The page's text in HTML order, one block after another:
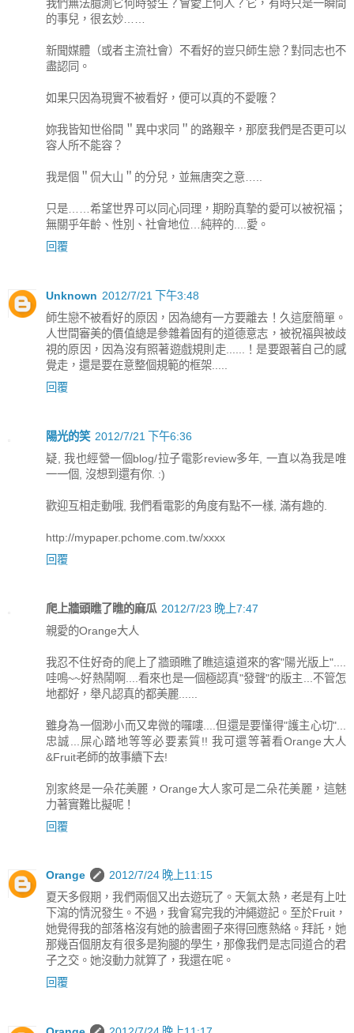
我們無法臆測它何時發生？會愛上何人？它，有時只是一瞬間
的事兒，很玄妙……
新聞媒體（或者主流社會）不看好的豈只師生戀？對同志也不
盡認同。
如果只因為現實不被看好，便可以真的不愛嚒？
妳我皆知世俗間＂異中求同＂的路艱辛，那麼我們是否更可以
容人所不能容？
我是個＂侃大山＂的分兒，並無唐突之意…..
只是……希望世界可以同心同理，期盼真摯的愛可以被祝福；
無關乎年齡、性別、社會地位…純粹的....愛。
回覆
Unknown 2012/7/21 下午3:48
師生戀不被看好的原因，因為總有一方要離去！久這麼簡單。
人世間審美的價值總是參雜着固有的道德意志，被祝福與被歧
視的原因，因為沒有照著遊戲規則走......！是要跟著自己的感
覺走，還是要在意整個規範的框架.....
回覆
陽光的笑 2012/7/21 下午6:36
疑, 我也經營一個blog/拉子電影review多年, 一直以為我是唯
一一個, 沒想到還有你. :)
歡迎互相走動哦, 我們看電影的角度有點不一樣, 滿有趣的.
http://mypaper.pchome.com.tw/xxxx
回覆
爬上牆頭瞧了瞧的麻瓜 2012/7/23 晚上7:47
親愛的Orange大人
我忍不住好奇的爬上了牆頭瞧了瞧這遠道來的客"陽光版上"....
哇鳴~~好熱鬧啊....看來也是一個極認真"發聲"的版主...不管怎
地都好，舉凡認真的都美麗......
雖身為一個渺小而又卑微的囉嘍....但還是要懂得"護主心切"...
忠誠...屎心踏地等等必要素質!! 我可還等著看Orange大人
&Fruit老師的故事續下去!
別家終是一朵花美麗，Orange大人家可是二朵花美麗，這魅
力著實難比擬呢！
回覆
Orange
2012/7/24 晚上11:15
夏天多假期，我們兩個又出去遊玩了。天氣太熱，老是有上吐
下瀉的情況發生。不過，我會寫完我的沖繩遊記。至於Fruit，
她覺得我的部落格沒有她的臉書圈子來得回應熱絡。拜託，她
那幾百個朋友有很多是狗腿的學生，那像我們是志同道合的君
子之交。她沒動力就算了，我還在呢。
回覆